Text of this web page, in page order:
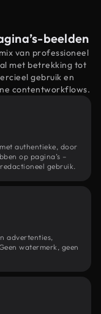
beelden
van professioneel
met betrekking tot
gebruik en
contentworkflows.
authentieke, door
op pagina’s –
gebruik.
advertenties,
watermerk, geen